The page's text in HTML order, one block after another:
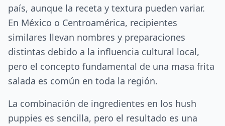
país, aunque la receta y textura pueden variar.
En México o Centroamérica, recipientes
similares llevan nombres y preparaciones
distintas debido a la influencia cultural local,
pero el concepto fundamental de una masa frita
salada es común en toda la región.
La combinación de ingredientes en los hush
puppies es sencilla, pero el resultado es una